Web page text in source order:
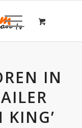
IN
KING’